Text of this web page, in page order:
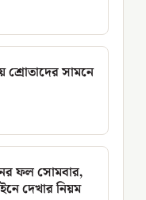
সামনে
ফল সোমবার,
দেখার নিয়ম